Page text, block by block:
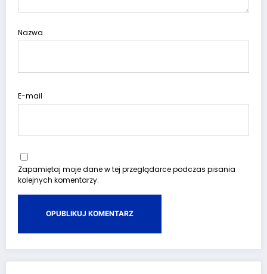
Nazwa
E-mail
Zapamiętaj moje dane w tej przeglądarce podczas pisania
kolejnych komentarzy.